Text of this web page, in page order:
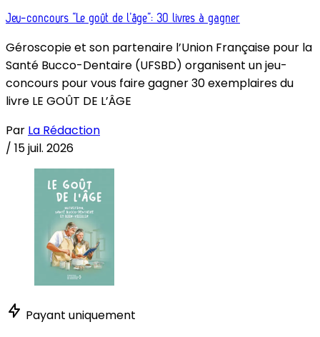
Jeu-concours “Le goût de l’âge”: 30 livres à gagner
Géroscopie et son partenaire l’Union Française pour la
Santé Bucco-Dentaire (UFSBD) organisent un jeu-
concours pour vous faire gagner 30 exemplaires du
livre LE GOÛT DE L’ÂGE
Par La Rédaction
/ 15 juil. 2026
Payant uniquement